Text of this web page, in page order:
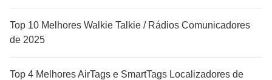
Top 10 Melhores Walkie Talkie / Rádios Comunicadores
de 2025
Top 4 Melhores AirTags e SmartTags Localizadores de